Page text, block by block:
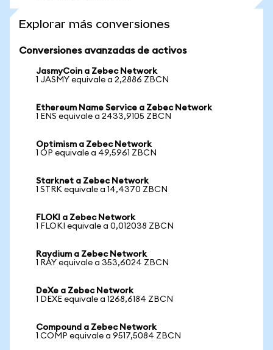
Explorar más conversiones
Conversiones avanzadas de activos
JasmyCoin a Zebec Network
1 JASMY equivale a 2,2886 ZBCN
Ethereum Name Service a Zebec Network
1 ENS equivale a 2433,9105 ZBCN
Optimism a Zebec Network
1 OP equivale a 49,5961 ZBCN
Starknet a Zebec Network
1 STRK equivale a 14,4370 ZBCN
FLOKI a Zebec Network
1 FLOKI equivale a 0,012038 ZBCN
Raydium a Zebec Network
1 RAY equivale a 353,6024 ZBCN
DeXe a Zebec Network
1 DEXE equivale a 1268,6184 ZBCN
Compound a Zebec Network
1 COMP equivale a 9517,5084 ZBCN